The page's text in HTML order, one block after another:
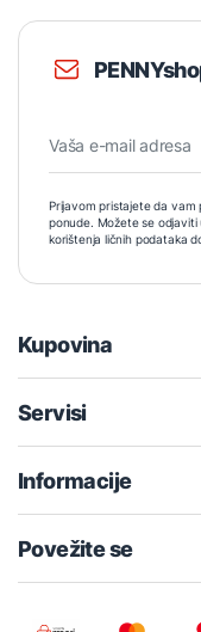
Prijavom pristajete da vam
ponude. Možete se
korištenja ličnih podataka
Kupovina
Servisi
Informacije
Povežite se